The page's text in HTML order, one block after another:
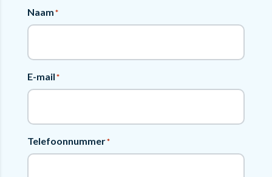
Naam*
E-mail*
Telefoonnummer*